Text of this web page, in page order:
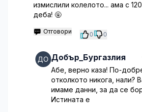
измислили колелото... ама с
деба! 🤬
Отговори 0 0
Добър_Бургазлия
Абе, верно каза! По-
отколкото никога, нали?
имаме данни, за да се
Истината е